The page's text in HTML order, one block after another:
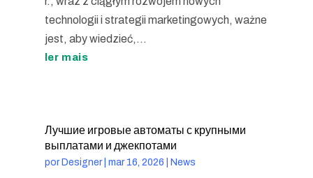
technologii i strategii marketingowych, ważne
jest, aby wiedzieć,...
ler mais
Лучшие игровые автоматы с крупными
выплатами и джекпотами
por Designer| mar 16, 2026 News